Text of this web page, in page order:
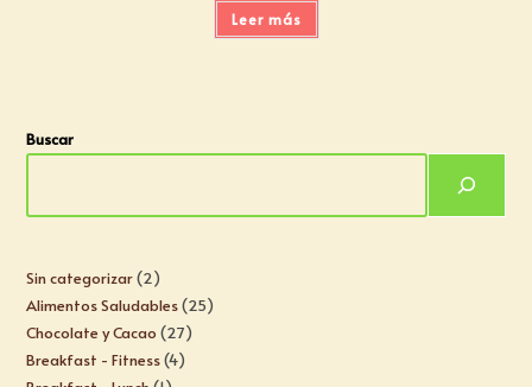
Leer más
Buscar
Sin categorizar 2
Alimentos Saludables 25
Chocolate y Cacao 27
Breakfast - Fitness 4